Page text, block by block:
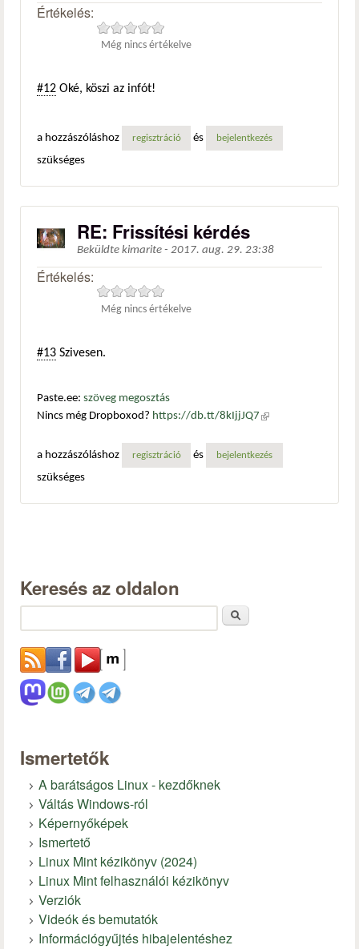
Értékelés:
Még nincs értékelve
#12 Oké, köszi az infót!
a hozzászóláshoz regisztráció és bejelentkezés
szükséges
RE: Frissítési kérdés
Beküldte kimarite - 2017. aug. 29. 23:38
Értékelés:
Még nincs értékelve
#13 Szivesen.
Paste.ee: szöveg megosztás
Nincs még Dropboxod? https://db.tt/8kIjjJQ7 (külső
a hozzászóláshoz
regisztráció és bejelentkezés
szükséges
Keresés az oldalon
Ismertetők
A barátságos Linux - kezdőknek
Váltás Windows-ról
Képernyőképek
Ismertető
Linux Mint kézikönyv (2024)
Linux Mint felhasználói kézikönyv
Verziók
Videók és bemutatók
Információgyűjtés hibajelentéshez